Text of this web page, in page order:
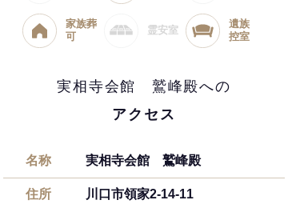
家族葬
可
霊安室
遺族
控室
実相寺会館 鷲峰殿への
アクセス
名称 実相寺会館 鷲峰殿
住所 川口市領家2-14-11